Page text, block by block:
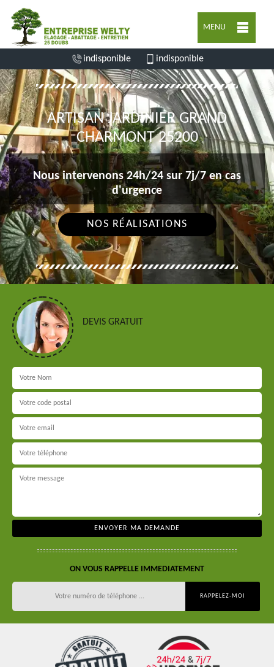
MENU
indisponible indisponible
ARTISAN JARDINIER GRAND
CHARMONT 25200
Nous intervenons 24h/24 sur 7j/7 en cas
d'urgence
NOS RÉALISATIONS
DEVIS GRATUIT
ON VOUS RAPPELLE IMMEDIATEMENT